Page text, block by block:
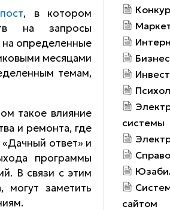
пост, в котором
на запросы
на определенные
месяцами
темам,
такое влияние
и ремонта, где
ответ» и
программы
В связи с этим
заметить
системы
сайтом